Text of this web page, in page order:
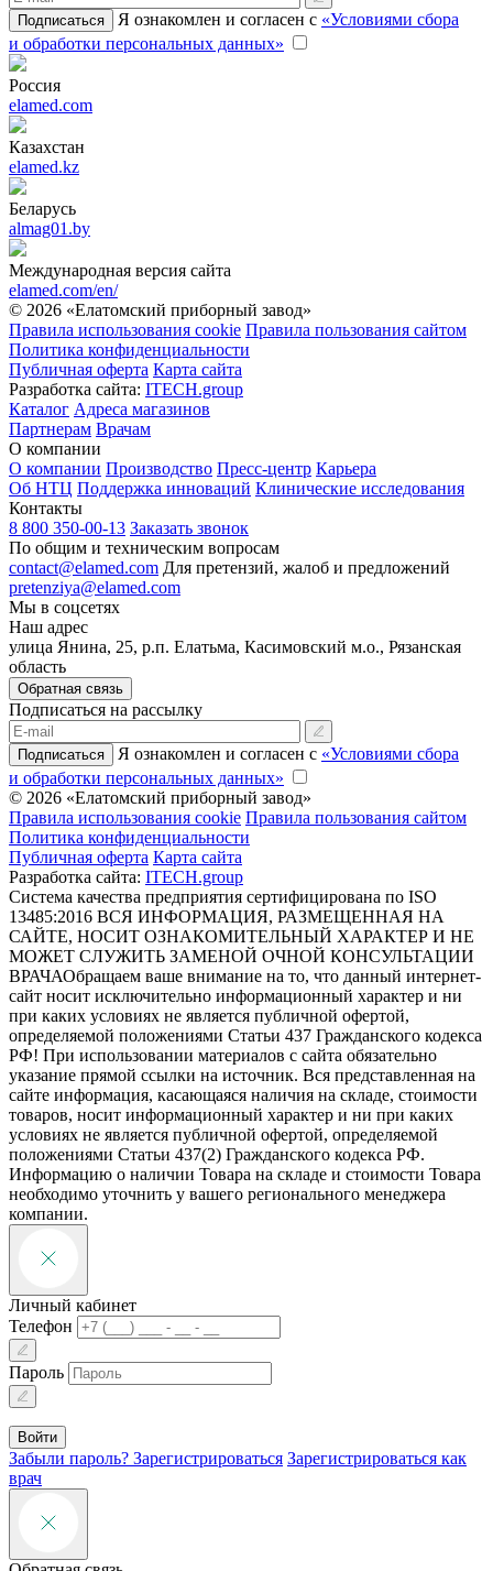
Подписаться Я ознакомлен и согласен с «Условиями сбора
и обработки персональных данных»
Россия
elamed.com
Казахстан
elamed.kz
Беларусь
almag01.by
Международная версия сайта
elamed.com/en/
© 2026 «Елатомский приборный завод»
Правила использования cookie Правила пользования сайтом
Политика конфиденциальности
Публичная оферта Карта сайта
Разработка сайта: ITECH.group
Каталог Адреса магазинов
Партнерам Врачам
О компании
О компании Производство Пресс-центр Карьера
Об НТЦ Поддержка инноваций Клинические исследования
Контакты
8 800 350-00-13 Заказать звонок
По общим и техническим вопросам
contact@elamed.com Для претензий, жалоб и предложений
pretenziya@elamed.com
Мы в соцсетях
Наш адрес
улица Янина, 25, р.п. Елатьма, Касимовский м.о., Рязанская
область
Обратная связь
Подписаться на рассылку
Подписаться Я ознакомлен и согласен с «Условиями сбора
и обработки персональных данных»
© 2026 «Елатомский приборный завод»
Правила использования cookie Правила пользования сайтом
Политика конфиденциальности
Публичная оферта Карта сайта
Разработка сайта: ITECH.group
Система качества предприятия сертифицирована по ISO
13485:2016 ВСЯ ИНФОРМАЦИЯ, РАЗМЕЩЕННАЯ НА
САЙТЕ, НОСИТ ОЗНАКОМИТЕЛЬНЫЙ ХАРАКТЕР И НЕ
МОЖЕТ СЛУЖИТЬ ЗАМЕНОЙ ОЧНОЙ КОНСУЛЬТАЦИИ
ВРАЧАОбращаем ваше внимание на то, что данный интернет-
сайт носит исключительно информационный характер и ни
при каких условиях не является публичной офертой,
определяемой положениями Статьи 437 Гражданского кодекса
РФ! При использовании материалов с сайта обязательно
указание прямой ссылки на источник. Вся представленная на
сайте информация, касающаяся наличия на складе, стоимости
товаров, носит информационный характер и ни при каких
условиях не является публичной офертой, определяемой
положениями Статьи 437(2) Гражданского кодекса РФ.
Информацию о наличии Товара на складе и стоимости Товара
необходимо уточнить у вашего регионального менеджера
компании.
Личный кабинет
Телефон
Пароль
Войти
Забыли пароль? Зарегистрироваться Зарегистрироваться как
врач